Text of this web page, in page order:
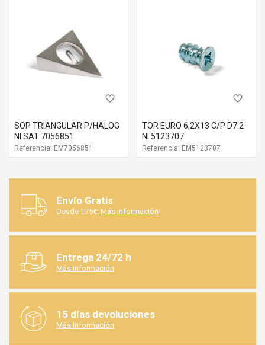
favorite_border
SOP TRIANGULAR P/HALOG
NI SAT 7056851
Referencia: EM7056851
favorite_border
TOR EURO 6,2X13 C/P D7.2
NI 5123707
Referencia: EM5123707
Envío Gratis
Desde 175€. Más información
Entrega 24/72 h
Más información
15 días devoluciones
Más información